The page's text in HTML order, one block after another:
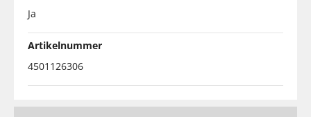
Ja
Artikelnummer
4501126306